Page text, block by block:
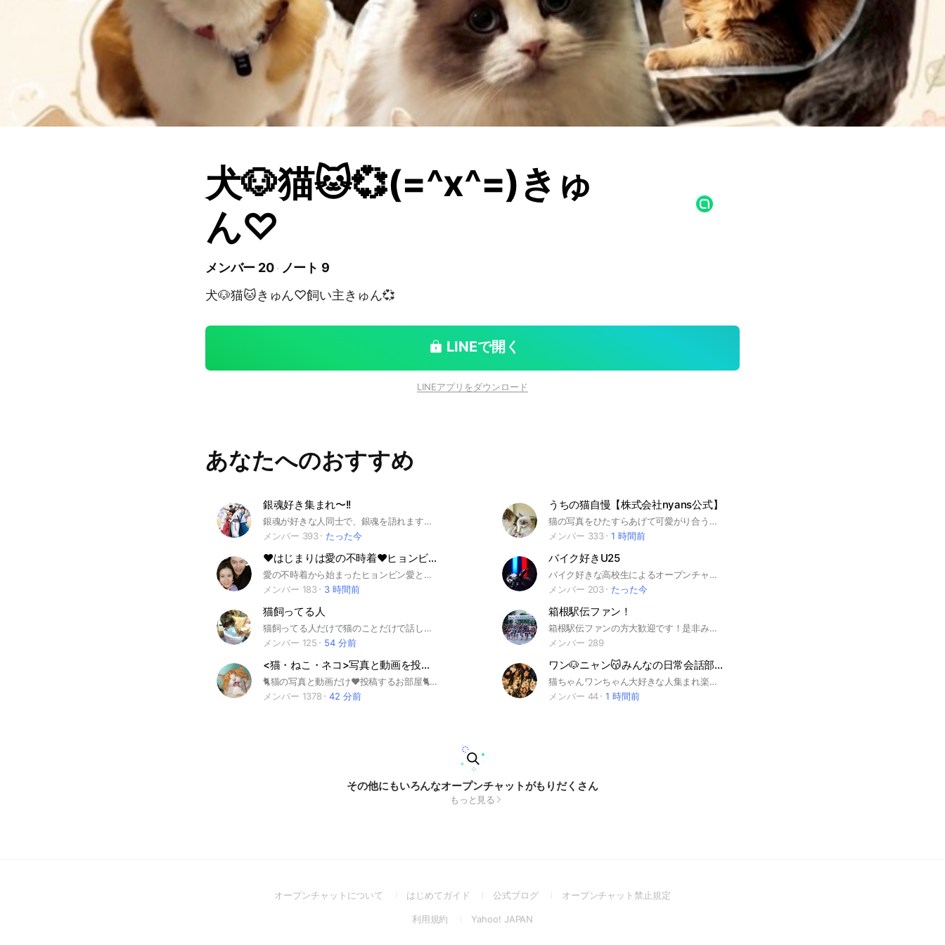
犬🐶猫🐱💞(=^x^=)きゅ
ん♡
メンバー 20
ノート 9
犬🐶猫🐱きゅん♡飼い主きゅん💞
LINEで開く
LINEアプリをダウンロード
あなたへのおすすめ
銀魂好き集まれ〜!!
銀魂が好きな人同士で、銀魂を語れます！新規さんもガチ勢さんも大歓迎！全然わからない人もとりあえず入ってみて！その他雑談も有り。来る者拒まず去るもの追わずスタイルです。みんなで銀魂を語りましょう！
メンバー 393
たった今
うちの猫自慢【株式会社nyans公式】
猫の写真をひたすらあげて可愛がり合うグループですにゃ！
メンバー 333
1 時間前
❤️はじまりは愛の不時着❤️ヒョンビンWORLDへようこそ！
愛の不時着から始まったヒョンビン愛と韓国ドラマの素晴らしさ。愛の不時着ドラマを楽しく徹底的に語り合うルームです。チャット初心者多数、20歳未満の方のご参加はご遠慮ください。
メンバー 183
3 時間前
バイク好きU25
バイク好きな高校生によるオープンチャットです！ 好きなことを話しましょう！ 参加するときに自己紹介として好きなメーカー等、挨拶を言うようにしましょう！ ※不愉快なユーザーと判断した場合は退会措置を行います。 （普通に発言する分には大丈夫！！！！）
メンバー 203
たった今
猫飼ってる人
猫飼ってる人だけで猫のことだけで話しませんか？ 猫について #猫#ネコ#ペット#ネコちゃん
メンバー 125
54 分前
箱根駅伝ファン！
箱根駅伝ファンの方大歓迎です！是非みんなで話しましょう！ 少人数なので通知もあまり多くなく、とても話しやすい雰囲気ですっ！！ 宣伝禁止です🙇‍♂️ご承知おきください！
メンバー 289
<猫・ねこ・ネコ>写真と動画を投稿しよう！
🐈猫の写真と動画だけ❤️投稿するお部屋🐈 🚨注意🚨 【送信取消】は許可して無い部屋ですので 必ず依頼して下さい❗️❗️❗️ 数ある猫のオープンチャットの中でも ルールが一番厳しい部屋だと思います 違反後の退室者（即抜け）には… 今後再入室が出来ないように強制退会を致します 全て禁止してます ↓ ❌挨拶/自己紹介禁止❌ ❌コメント/テキスト禁止❌ ❌スタンプ/リアクション禁止❌ ❌SNS/TikTok/YouTube貼り付け禁止❌ ❌URL/宣伝貼り付け禁止❌ ❌ﾍﾟｯﾄｼｮｯﾌﾟ撮影投稿禁止❌ ❌猫カフェ撮影投稿禁止❌ ❌拾い画像/転載禁止❌ ❌メッセージの送信取消禁止❌ ☆↓↓↓最後まで読んでね☆ ☆違反者は強制退会［通報有り］だよ☆ ☆ずっと宜しくネ☆ ※定期的にイベントを開催してます →イベント開催中は入室ができなくなります →イベント終了後の入室対応になります 【申し訳ありません】 ※夜間の入室は行ってません →必ず日中対応です →基本一日一回申請者を纏めて入室対応をしてます 【日中の申請でも当日の入室に間に合わない場合は翌日の日中対応です】 ※管理者が地域猫活動をしている部屋です →毎週末動物病院にも行く為対応が遅れる場合もあります →１５匹の猫達と生活してます 【介護の猫もいる為副管理人も募集してます】 ※投稿された画像は様々な理由から一定期間後に管理側で全て削除してます 【ご理解の程よろしくお願い致します】 #飼い猫 #野良猫#保護猫#地域猫#さくら猫
メンバー 1378
42 分前
ワン🐶ニャン😽みんなの日常会話部屋
猫ちゃんワンちゃん大好きな人集まれ楽しく会話しませんか普通の日常会話もOKこの部屋で仲良く楽しく癒されて下さい😆 ワンちゃん猫ちゃん飼ってない方も大歓迎なので参加待ってます宜しくお願いしますm(._.)m
メンバー 44
1 時間前
その他にもいろんなオープンチャットがもりだくさん
もっと見る
オープンチャットについて
(Openはじめてガイド
(Open
a
公式ブログ
(Openオープンチャット禁止規定(Open
利用規約
(OpenYahoo! JAPAN